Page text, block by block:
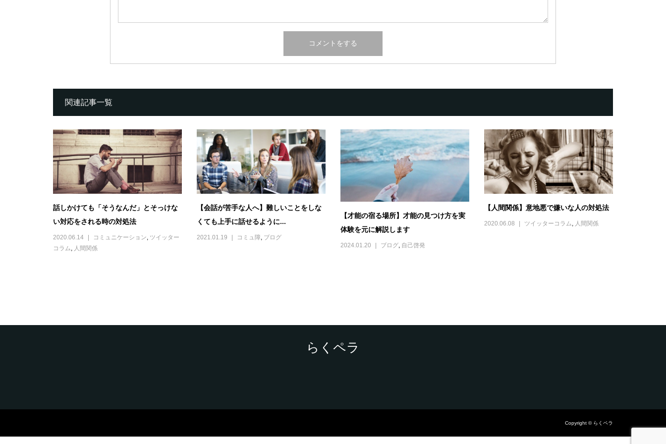
関連記事一覧
話しかけても「そうなんだ」とそっけな
い対応をされる時の対処法
2020.06.14 コミュニケーション ツイッター
コラム
人間関係
【会話が苦手な人へ】難しいことをしな
くても上手に話せるように...
2021.01.19 コミュ障 ブログ
【才能の宿る場所】才能の見つけ方を実
体験を元に解説します
2024.01.20 ブログ, 自己啓発
【人間関係】意地悪で嫌いな人の対処法
2020.06.08 ツイッターコラム 人間関係
らくペラ
Copyright © らくペラ